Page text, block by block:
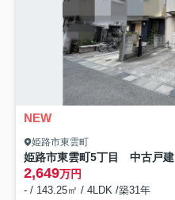
NEW
姫路市東雲町
姫路市東雲町5丁目 中古戸建
2,649万円
- / 143.25㎡ / 4LDK /築31年